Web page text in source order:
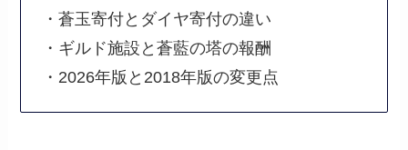
・蒼玉寄付とダイヤ寄付の違い
・ギルド施設と蒼藍の塔の報酬
・2026年版と2018年版の変更点